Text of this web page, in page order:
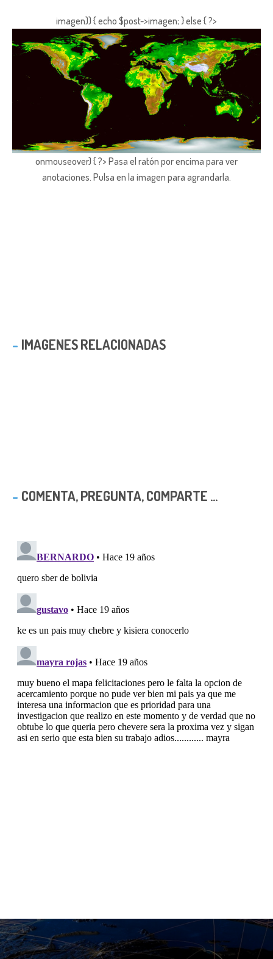
imagen)) { echo $post->imagen; } else { ?>
onmouseover) { ?> Pasa el ratón por encima para ver
anotaciones. Pulsa en la imagen para agrandarla.
IMAGENES RELACIONADAS
COMENTA, PREGUNTA, COMPARTE ...